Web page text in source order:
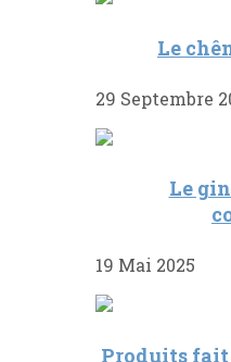
Le
29 Septembre
Le
19 Mai 2025
Produits fait